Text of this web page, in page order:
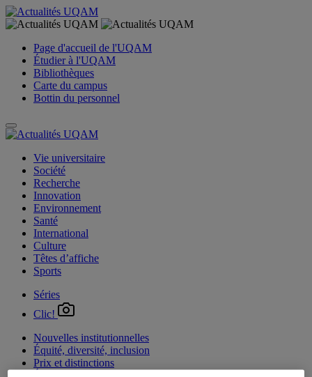
Page d'accueil de l'UQAM
Étudier à l'UQAM
Bibliothèques
Carte du campus
Bottin du personnel
Vie universitaire
Société
Recherche
Innovation
Environnement
Santé
International
Culture
Têtes d’affiche
Sports
Séries
Clic!
Nouvelles institutionnelles
Équité, diversité, inclusion
Prix et distinctions